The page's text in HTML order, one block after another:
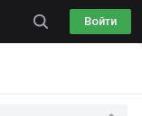
Войти